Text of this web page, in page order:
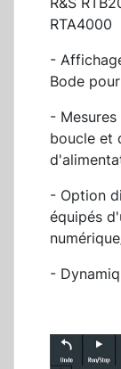
RTA4000
-
Bode
-
boucle et
- Option
équipés
-